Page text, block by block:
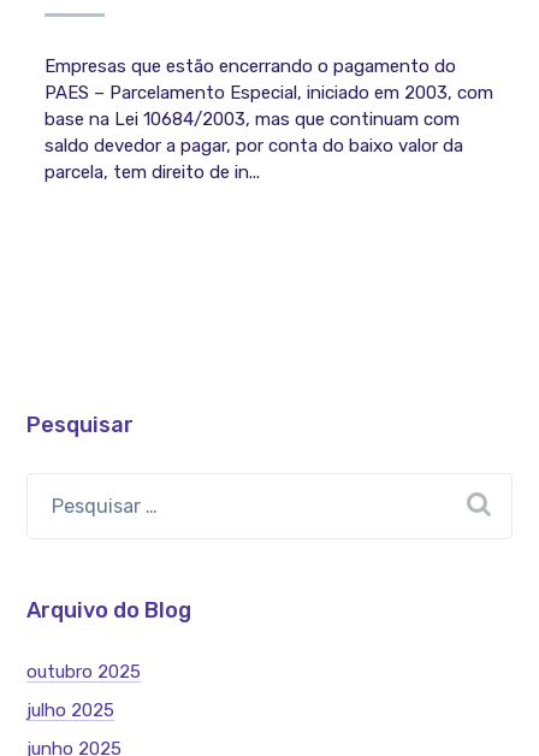
Empresas que estão encerrando o pagamento do
PAES – Parcelamento Especial, iniciado em 2003, com
base na Lei 10684/2003, mas que continuam com
saldo devedor a pagar, por conta do baixo valor da
parcela, tem direito de in...
Pesquisar
Arquivo do Blog
outubro 2025
julho 2025
junho 2025